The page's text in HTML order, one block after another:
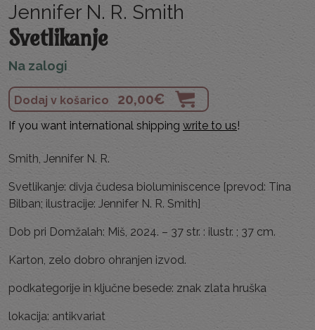
Jennifer N. R. Smith
Svetlikanje
Na zalogi
Dodaj v košarico 20,00€
If you want international shipping write to us!
Smith, Jennifer N. R.
Svetlikanje: divja čudesa bioluminiscence [prevod: Tina
Bilban; ilustracije: Jennifer N. R. Smith]
Dob pri Domžalah: Miš, 2024. – 37 str. : ilustr. ; 37 cm.
Karton, zelo dobro ohranjen izvod.
podkategorije in ključne besede: znak zlata hruška
lokacija: antikvariat